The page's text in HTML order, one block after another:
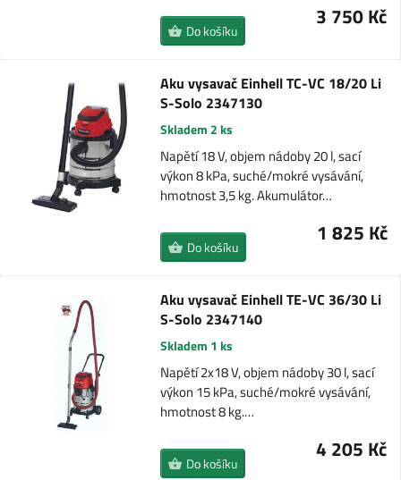
3 750 Kč
Do košíku
Aku vysavač Einhell TC-VC 18/20 Li
S-Solo 2347130
Skladem 2 ks
Napětí 18 V, objem nádoby 20 l, sací
výkon 8 kPa, suché/mokré vysávání,
hmotnost 3,5 kg. Akumulátor…
1 825 Kč
Do košíku
Aku vysavač Einhell TE-VC 36/30 Li
S-Solo 2347140
Skladem 1 ks
Napětí 2x18 V, objem nádoby 30 l, sací
výkon 15 kPa, suché/mokré vysávání,
hmotnost 8 kg.…
4 205 Kč
Do košíku